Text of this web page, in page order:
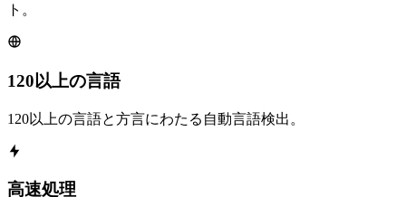
ト。
120以上の言語
120以上の言語と方言にわたる自動言語検出。
高速処理